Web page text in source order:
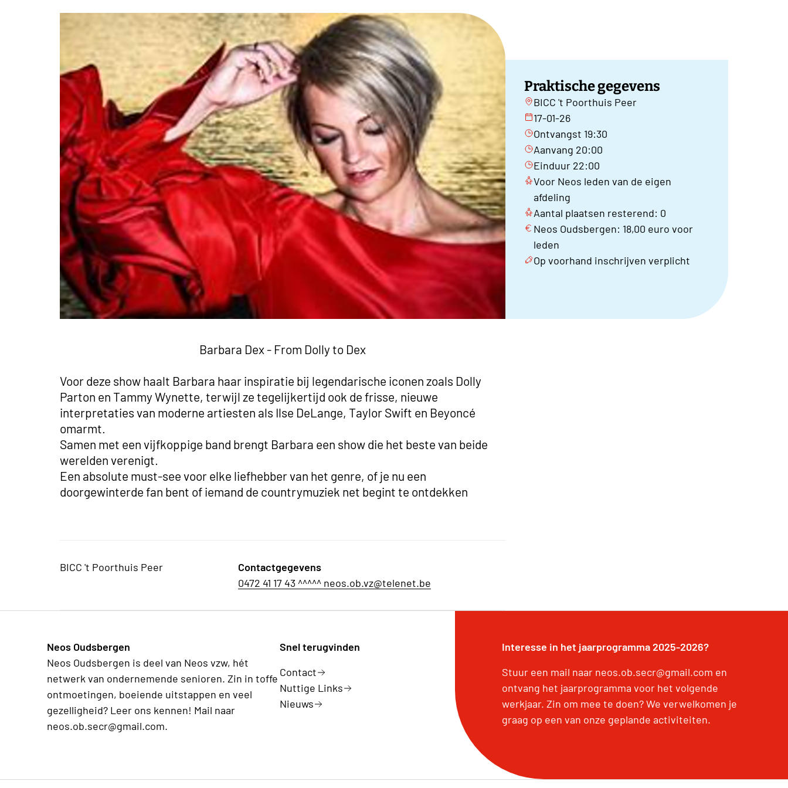
Praktische gegevens
BICC 't Poorthuis Peer
17-01-26
Ontvangst 19:30
Aanvang 20:00
Einduur 22:00
Voor Neos leden van de eigen
afdeling
Aantal plaatsen resterend: 0
Neos Oudsbergen: 18,00 euro voor
leden
Op voorhand inschrijven verplicht
Barbara Dex - From Dolly to Dex
Voor deze show haalt Barbara haar inspiratie bij legendarische iconen zoals Dolly
Parton en Tammy Wynette, terwijl ze tegelijkertijd ook de frisse, nieuwe
interpretaties van moderne artiesten als Ilse DeLange, Taylor Swift en Beyoncé
omarmt.
Samen met een vijfkoppige band brengt Barbara een show die het beste van beide
werelden verenigt.
Een absolute must-see voor elke liefhebber van het genre, of je nu een
doorgewinterde fan bent of iemand de countrymuziek net begint te ontdekken
BICC 't Poorthuis Peer
Contactgegevens
0472 41 17 43 ^^^^^ neos.ob.vz@telenet.be
Neos Oudsbergen
Neos Oudsbergen is deel van Neos vzw, hét
netwerk van ondernemende senioren. Zin in toffe
ontmoetingen, boeiende uitstappen en veel
gezelligheid? Leer ons kennen! Mail naar
neos.ob.secr@gmail.com.
Snel terugvinden
Contact
Nuttige Links
Nieuws
Interesse in het jaarprogramma 2025-2026?
Stuur een mail naar neos.ob.secr@gmail.com en
ontvang het jaarprogramma voor het volgende
werkjaar. Zin om mee te doen? We verwelkomen je
graag op een van onze geplande activiteiten.